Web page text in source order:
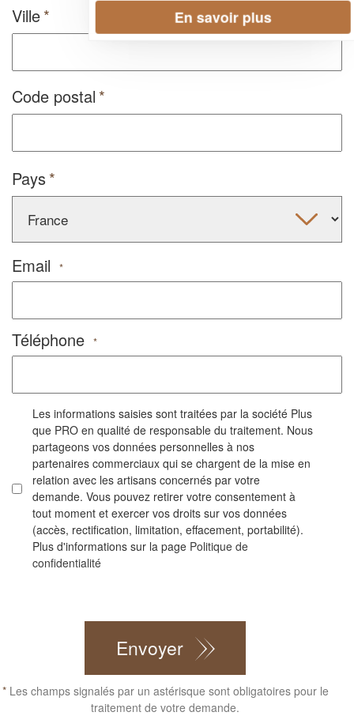
Ville
Code postal
Pays
Email *
Téléphone *
Les informations saisies sont traitées par la société Plus
que PRO en qualité de responsable du traitement. Nous
partageons vos données personnelles à nos
partenaires commerciaux qui se chargent de la mise en
relation avec les artisans concernés par votre
demande. Vous pouvez retirer votre consentement à
tout moment et exercer vos droits sur vos données
(accès, rectification, limitation, effacement, portabilité).
Plus d'informations sur la page Politique de
confidentialité
Envoyer
*Les champs signalés par un astérisque sont obligatoires pour le
traitement de votre demande.
En savoir plus